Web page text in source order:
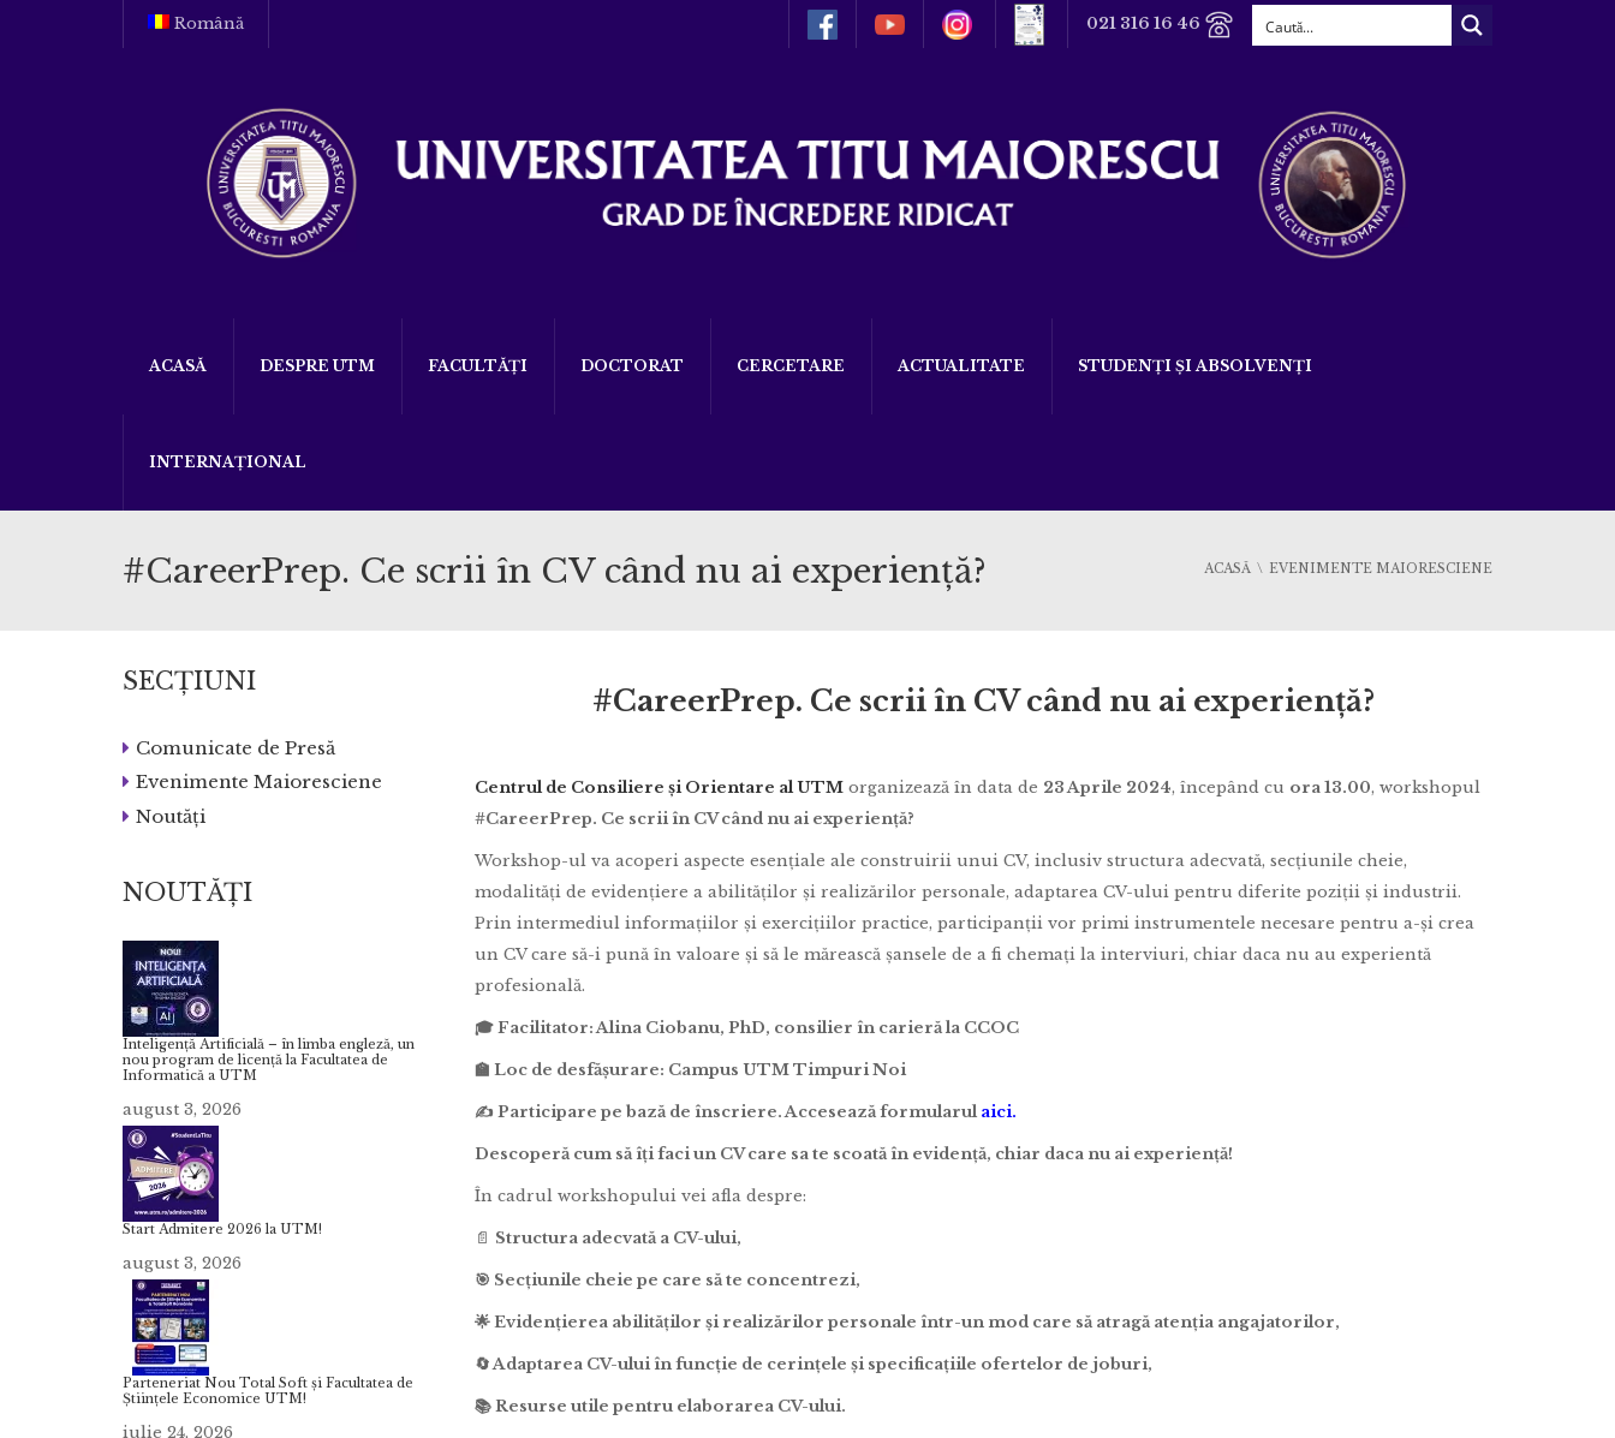
Română 021 316 16 46
ACASĂ DESPRE UTM FACULTĂȚI DOCTORAT CERCETARE ACTUALITATE STUDENȚI ȘI ABSOLVENȚI
INTERNAȚIONAL
#CareerPrep. Ce scrii în CV când nu ai experiență? ACASĂ EVENIMENTE MAIORESCIENE
#CareerPrep. Ce scrii în CV când nu ai experiență?
Centrul de Consiliere și Orientare al UTMorganizează în data de 23 Aprile 2024, începând cu ora 13.00, workshopul
#CareerPrep. Ce scrii în CV când nu ai experiență?
Workshop-ul va acoperi aspecte esențiale ale construirii unui CV, inclusiv structura adecvată, secțiunile cheie,
modalități de evidențiere a abilităților și realizărilor personale, adaptarea CV-ului pentru diferite poziții și industrii.
Prin intermediul informațiilor și exercițiilor practice, participanții vor primi instrumentele necesare pentru a-și crea
un CV care să-i pună în valoare și să le mărească șansele de a fi chemați la interviuri, chiar daca nu au experientă
profesională.
🎓 Facilitator: Alina Ciobanu, PhD, consilier în carieră la CCOC
🏫 Loc de desfășurare: Campus UTM Timpuri Noi
✍️ Participare pe bază de înscriere. Accesează formularul aici.
Descoperă cum să îți faci un CV care sa te scoată în evidență, chiar daca nu ai experiență!
În cadrul workshopului vei afla despre:
📄 Structura adecvată a CV-ului,
🎯 Secțiunile cheie pe care să te concentrezi,
🌟 Evidențierea abilităților și realizărilor personale într-un mod care să atragă atenția angajatorilor,
🔄 Adaptarea CV-ului în funcție de cerințele și specificațiile ofertelor de joburi,
📚 Resurse utile pentru elaborarea CV-ului.
SECȚIUNI
Comunicate de Presă
Evenimente Maioresciene
Noutăți
NOUTĂȚI
Inteligență Artificială – în limba engleză, un
nou program de licență la Facultatea de
Informatică a UTM
august 3, 2026
Start Admitere 2026 la UTM!
august 3, 2026
Parteneriat Nou Total Soft și Facultatea de
Științele Economice UTM!
iulie 24, 2026